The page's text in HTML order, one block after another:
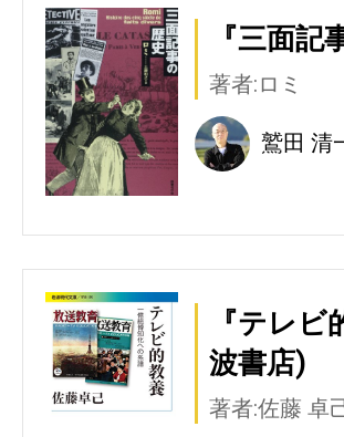
『三面
著者:ロミ
鷲田 清
『テレ
波書店)
著者:佐藤 卓